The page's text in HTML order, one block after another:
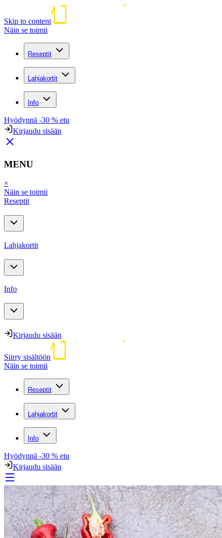
Skip to content
Näin se toimii
Reseptit
Lahjakortit
Info
Hyödynnä -30 % etu
Kirjaudu sisään
MENU
×
Näin se toimii
Reseptit
Lahjakortit
Info
Kirjaudu sisään
Siirry sisältöön
Näin se toimii
Reseptit
Lahjakortit
Info
Hyödynnä -30 % etu
Kirjaudu sisään